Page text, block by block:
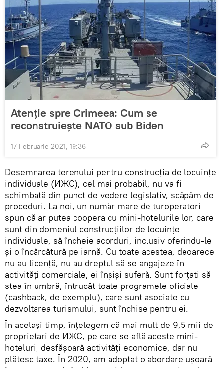
Atenție spre Crimeea: Cum se
reconstruiește NATO sub Biden
17 Februarie 2021, 19:36
Desemnarea terenului pentru construcția de locuințe
individuale (ИЖС), cel mai probabil, nu va fi
schimbată din punct de vedere legislativ, scăpăm de
proceduri. La noi, un număr mare de turoperatori
spun că ar putea coopera cu mini-hotelurile lor, care
sunt din domeniul construcțiilor de locuințe
individuale, să încheie acorduri, inclusiv oferindu-le
și o încărcătură pe iarnă. Cu toate acestea, deoarece
nu au licență, nu au dreptul să se angajeze în
activități comerciale, ei înșiși suferă. Sunt forțati să
stea în umbră, întrucât toate programele oficiale
(cashback, de exemplu), care sunt asociate cu
dezvoltarea turismului, sunt închise pentru ei.
În același timp, înțelegem că mai mult de 9,5 mii de
proprietari de ИЖС, pe care se află aceste mini-
hoteluri, desfășoară activități economice, dar nu
plătesc taxe. În 2020, am adoptat o abordare ușoară